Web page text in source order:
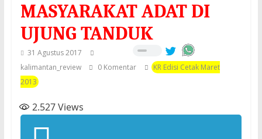
MASYARAKAT ADAT DI
UJUNG TANDUK
31 Agustus 2017
kalimantan_review
0 Komentar
KR Edisi Cetak Maret
2013
2.527Views